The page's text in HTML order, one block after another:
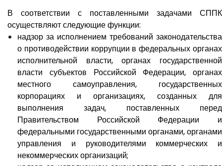
В соответствии с поставленными задачами СППК
осуществляют следующие функции:
надзор за исполнением требований законодательства
о противодействии коррупции в федеральных органах
исполнительной власти, органах государственной
власти субъектов Российской Федерации, органах
местного самоуправления, государственных
корпорациях и организациях, созданных для
выполнения задач, поставленных перед
Правительством Российской Федерации и
федеральными государственными органами, органами
управления и руководителями коммерческих и
некоммерческих организаций;